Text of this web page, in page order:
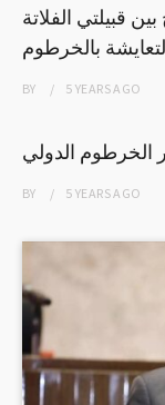
قبيلتي الفلاتة
بالخرطوم
BY 5 YEARSAGO
الخرطوم الدولي
BY 5 YEARSAGO